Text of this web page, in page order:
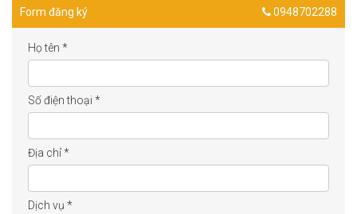
Form đăng ký 0948702288
Họ tên *
Số điện thoại *
Địa chỉ*
Dịch vụ *